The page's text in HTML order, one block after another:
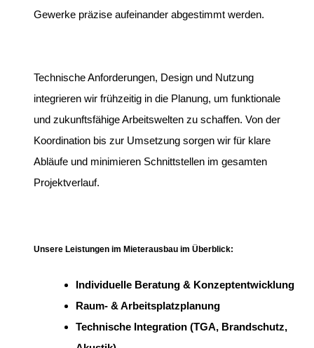
Gewerke präzise aufeinander abgestimmt werden.
Technische Anforderungen, Design und Nutzung
integrieren wir frühzeitig in die Planung, um funktionale
und zukunftsfähige Arbeitswelten zu schaffen. Von der
Koordination bis zur Umsetzung sorgen wir für klare
Abläufe und minimieren Schnittstellen im gesamten
Projektverlauf.
Unsere Leistungen im Mieterausbau im Überblick:
Individuelle Beratung & Konzeptentwicklung
Raum- & Arbeitsplatzplanung
Technische Integration (TGA, Brandschutz,